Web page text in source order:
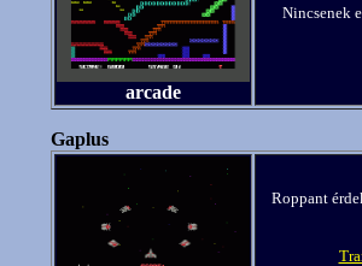
arcade
Nincsenek
Gaplus
Roppant